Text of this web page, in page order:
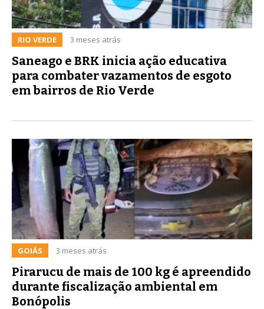
RIO VERDE 3 meses atrás
Saneago e BRK inicia ação educativa
para combater vazamentos de esgoto
em bairros de Rio Verde
GOIÁS 3 meses atrás
Pirarucu de mais de 100 kg é apreendido
durante fiscalização ambiental em
Bonópolis